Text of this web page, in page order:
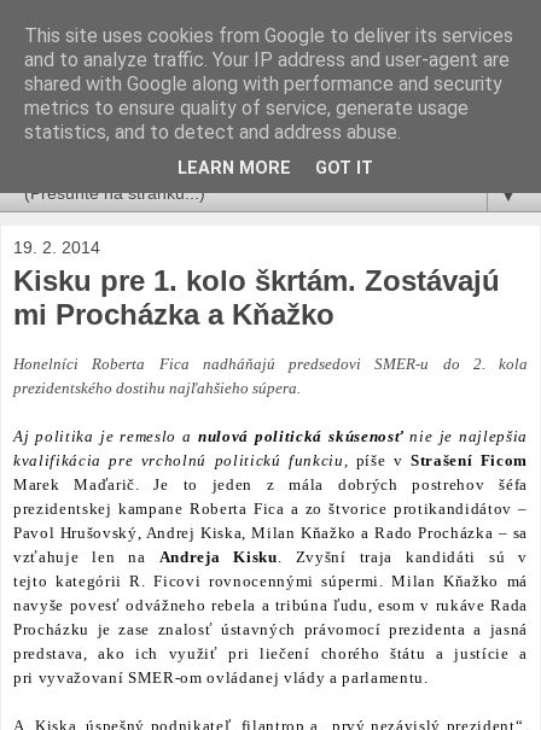
Miro Ščibrany
po mame Julke Beladič
admin račan.sk
▼
19. 2. 2014
Kisku pre 1. kolo škrtám. Zostávajú
mi Procházka a Kňažko
Honelníci Roberta Fica nadháňajú predsedovi SMER-u do 2. kola
prezidentského dostihu najľahšieho súpera.
Aj politika je remeslo a nulová politická skúsenosť nie je najlepšia
kvalifikácia pre vrcholnú politickú funkciu
, píše v Strašení Ficom
Marek Maďarič. Je to jeden z mála dobrých postrehov šéfa
prezidentskej kampane Roberta Fica a zo štvorice protikandidátov –
Pavol Hrušovský, Andrej Kiska, Milan Kňažko a Rado Procházka – sa
vzťahuje
len na Andreja Kisku . Zvyšní traja kandidáti sú v
tejto kategórii R. Ficovi rovnocennými súpermi. Milan Kňažko má
navyše povesť odvážneho rebela a tribúna ľudu, esom v rukáve Rada
Procházku je zase znalosť ústavných právomocí prezidenta a jasná
predstava, ako ich využiť pri liečení chorého štátu a justície a
pri vyvažovaní SMER-om ovládanej vlády a parlamentu.
A. Kiska, úspešný podnikateľ, filantrop a „prvý nezávislý prezident“,
This site uses cookies from Google to deliver its services
and to analyze traffic. Your IP address and user-agent are
shared with Google along with performance and security
metrics to ensure quality of service, generate usage
statistics, and to detect and address abuse.
LEARN MORE GOT IT